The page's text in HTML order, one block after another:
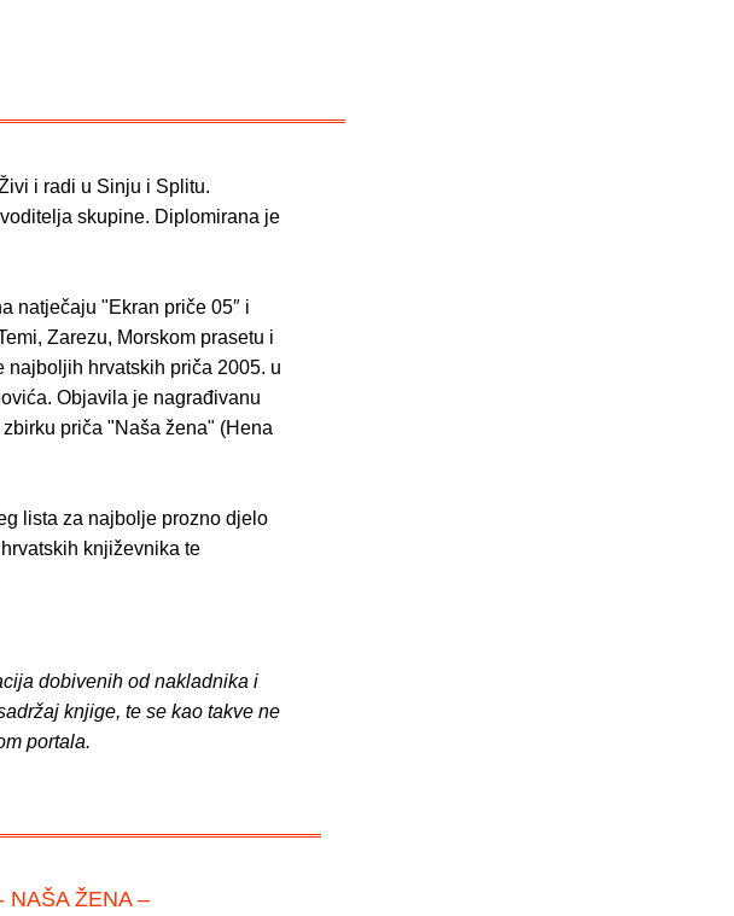
i radi u Sinju i Splitu.
skupine. Diplomirana je
natječaju "Ekran priče 05″ i
Zarezu, Morskom prasetu i
hrvatskih priča 2005. u
Objavila je nagrađivanu
priča "Naša žena" (Hena
lista za najbolje prozno djelo
književnika te
dobivenih od nakladnika i
knjige, te se kao takve ne
portala.
NAŠA ŽENA –